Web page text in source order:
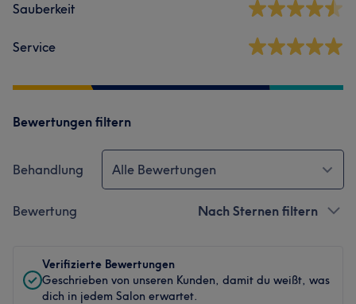
Sauberkeit
Service
Bewertungen filtern
Behandlung Alle Bewertungen
Bewertung Nach Sternen filtern
Verifizierte Bewertungen
Geschrieben von unseren Kunden, damit du weißt, was
dich in jedem Salon erwartet.